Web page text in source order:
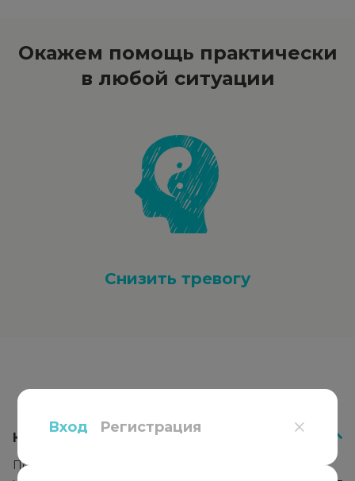
Окажем помощь практически
в любой ситуации
Снизить тревогу
Вопросыи ответы
Как работает психотерапия?
Психотерапевт подбирает подход к каждому клиенту,
Вход Регистрация